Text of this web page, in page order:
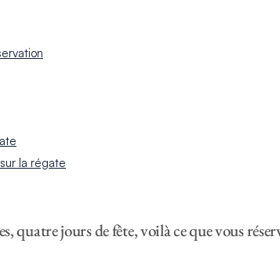
la régate
quatre jours de fête, voilà ce que vous